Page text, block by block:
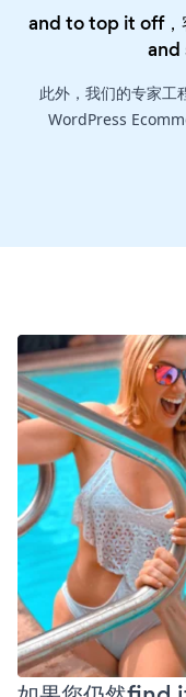
and to top it off，
and
此外，我们的专家工
WordPress